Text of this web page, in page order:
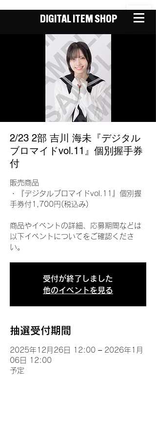
DIGITAL ITEM SHOP
2/23 2部 吉川 海未『デジタル
ブロマイドvol.11』個別握手券
付
販売商品
・『デジタルブロマイドvol.11』個別握
手券付1,700円(税込み)
商品やイベントの詳細、応募期間などは
以下イベントについてをご確認くださ
い。
受付が終了しました
他のイベントを見る
抽選受付期間
2025年12月26日 12:00 – 2026年1月
06日 12:00
予定